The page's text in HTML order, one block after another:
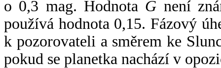
o 0,3 mag. Hodnota G není
používá hodnota 0,15. Fázový
k pozorovateli a směrem ke
pokud se planetka nachází v